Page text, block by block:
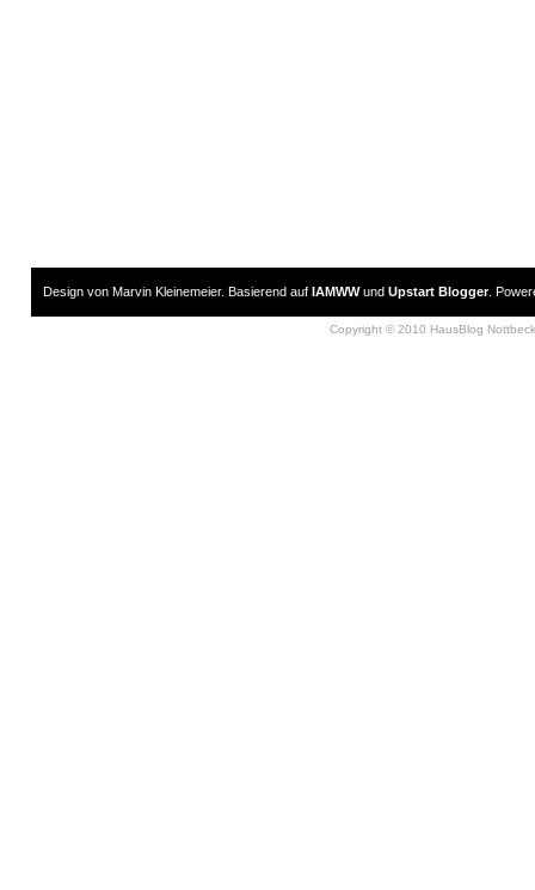
Design von Marvin Kleinemeier. Basierend auf IAMWWund Upstart Blogger.
Copyright © 2010 HausBlog